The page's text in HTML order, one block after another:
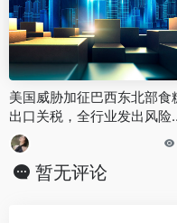
美国威胁加征巴西东北部食
出口关税，全行业发出风险
示
暂无评论